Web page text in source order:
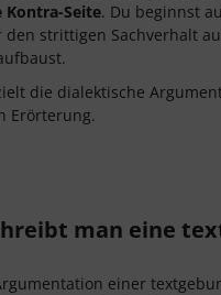
Kontra-Seite. Du beginnst
den strittigen Sachverhalt
die dialektische
Erörterung.
man eine
einer